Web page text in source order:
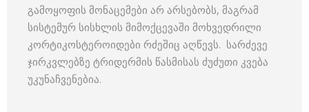
გამოყოფის მონაცემები არ არსებობს, მაგრამ
სისტემურ სისხლის მიმოქცევაში მოხვედრილი
კორტიკოსტეროიდები რძეშიც აღწევს. სარძევე
ჯირკვლებზე ტრიდერმის წასმისას ძუძუთი კვება
უკუნაჩვენებია.